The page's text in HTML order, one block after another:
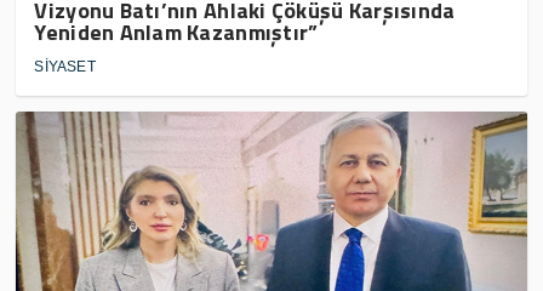
Vizyonu Batı’nın Ahlaki Çöküşü Karşısında
Yeniden Anlam Kazanmıştır”
SİYASET